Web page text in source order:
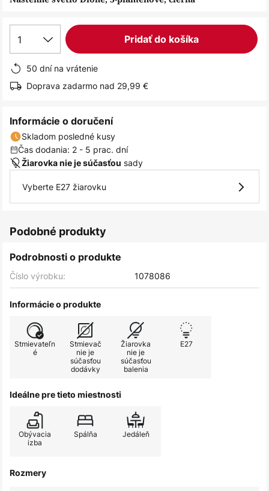
1 Pridať do košíka
50 dní na vrátenie
Doprava zadarmo nad 29,99 €
Informácie o doručení
Skladom posledné kusy
Čas dodania: 2 - 5 prac. dní
Žiarovka nie je súčasťou sady
Vyberte E27 žiarovku
Podobné produkty
Podrobnosti o produkte
Číslo výrobku: 1078086
Informácie o produkte
Stmievateľn
é
Stmievač
nie je
súčasťou
dodávky
Žiarovka
nie je
súčasťou
balenia
E27
Ideálne pre tieto miestnosti
Obývacia
izba
Spálňa Jedáleň
Rozmery